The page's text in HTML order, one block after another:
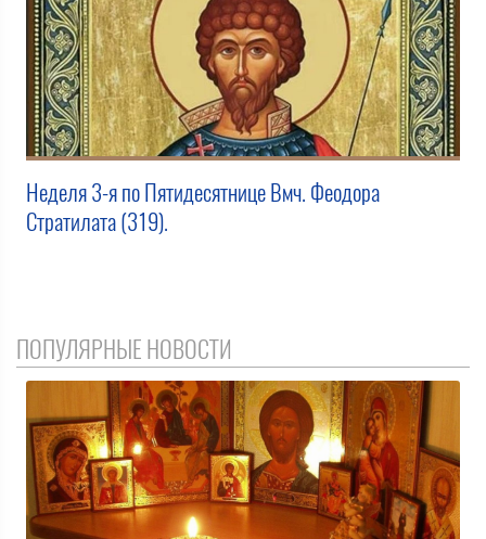
Неделя 3-я по Пятидесятнице Вмч. Феодора
Стратилата (319).
ПОПУЛЯРНЫЕ НОВОСТИ